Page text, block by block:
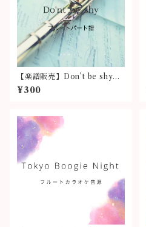
【楽譜販売】Don’t be shy
（フルートパート譜）
¥300